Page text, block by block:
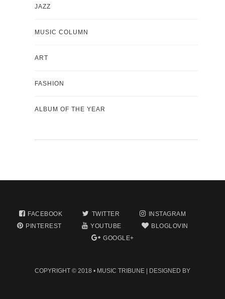
JAZZ
MUSIC COLUMN
ART
FASHION
ALBUM OF THE YEAR
FACEBOOK TWITTER
INSTAGRAM
PINTEREST
YOUTUBE
BLOGLOVIN
GOOGLE+
COPYRIGHT © 2018 • MUSIC TRIBUNE | DESIGNED BY